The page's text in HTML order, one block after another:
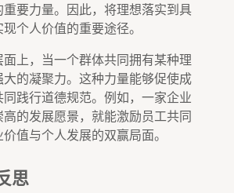
要力量。因此，将理想落实到具
个人价值的重要途径。
面上，当一个群体共同拥有某种理
的凝聚力。这种力量能够促使成
同践行道德规范。例如，一家企业
的发展愿景，就能激励员工共同
值与个人发展的双赢局面。
思